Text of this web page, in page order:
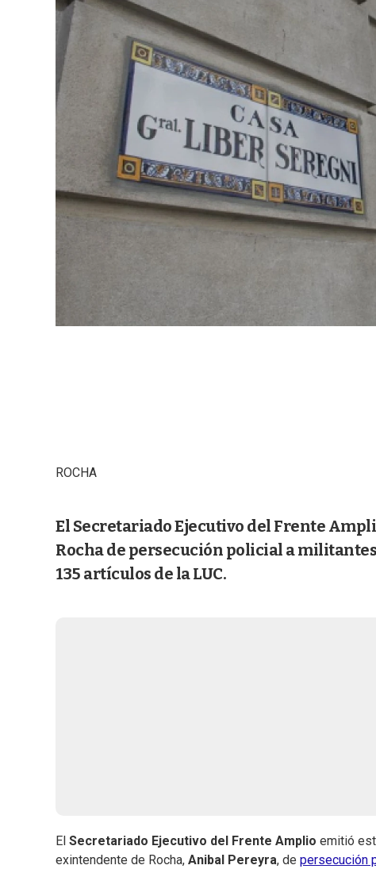
ROCHA
El Secretariado Ejecutivo del Frente
Rocha de persecución policial a
135 artículos de la LUC.
El Secretariado Ejecutivo del Frente Amplio emitió
exintendente de Rocha, Anibal Pereyra, de persecución